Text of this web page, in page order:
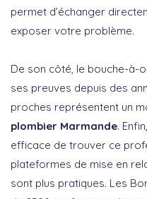
permet d’échanger
exposer votre problème.
De son côté, le bouche-à-
ses preuves depuis des
proches représentent un
plombier Marmande.
efficace de trouver ce
plateformes de mise en
sont plus pratiques. Les